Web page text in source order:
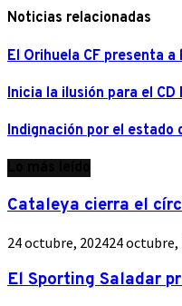
Noticias relacionadas
El Orihuela CF presenta
Inicia la ilusión para el CD
Indignación por el estado
Cataleya cierra el
24 octubre, 202424 octubre,
El Sporting Saladar